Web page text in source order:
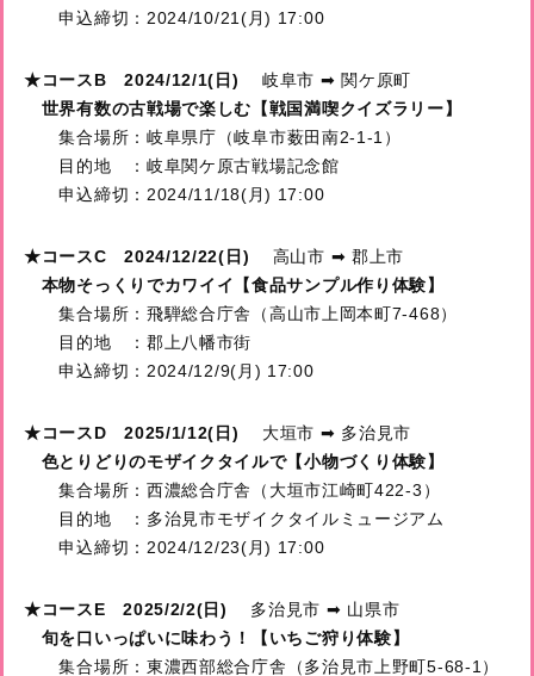
申込締切：2024/10/21(月) 17:00
★コースB 2024/12/1(日)
岐阜市 ➡ 関ケ原町
世界有数の古戦場で楽しむ【戦国満喫クイズラリー】
集合場所：岐阜県庁（岐阜市薮田南2-1-1）
目的地 ：岐阜関ケ原古戦場記念館
申込締切：2024/11/18(月) 17:00
★コースC 2024/12/22(日) 高山市 ➡ 郡上市
本物そっくりでカワイイ【食品サンプル作り体験】
集合場所：飛騨総合庁舎（高山市上岡本町7-468）
目的地 ：郡上八幡市街
申込締切：2024/12/9(月) 17:00
★コースD 2025/1/12(日)
大垣市 ➡ 多治見市
色とりどりのモザイクタイルで【小物づくり体験】
集合場所：西濃総合庁舎（大垣市江崎町422-3）
目的地 ：多治見市モザイクタイルミュージアム
申込締切：2024/12/23(月) 17:00
★コースE 2025/2/2(日)
多治見市 ➡ 山県市
旬を口いっぱいに味わう！【いちご狩り体験】
集合場所：東濃西部総合庁舎（多治見市上野町5-68-1）